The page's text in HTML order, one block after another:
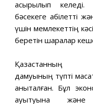
асырылып келеді.
бəсекеге қабілетті
үшін мемлекеттің
беретін шаралар
Қазақстанның
дамуының түпті
анықталған. Бұл
ауытқуына жəне